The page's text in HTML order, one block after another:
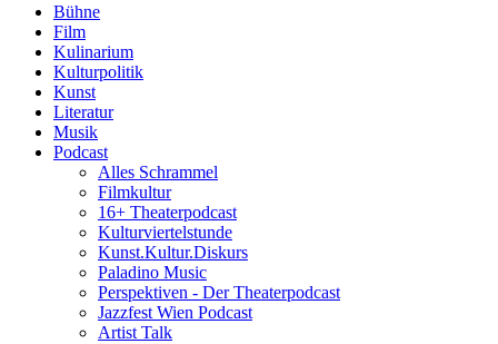
Bühne
Film
Kulinarium
Kulturpolitik
Kunst
Literatur
Musik
Podcast
Alles Schrammel
Filmkultur
16+ Theaterpodcast
Kulturviertelstunde
Kunst.Kultur.Diskurs
Paladino Music
Perspektiven - Der Theaterpodcast
Jazzfest Wien Podcast
Artist Talk